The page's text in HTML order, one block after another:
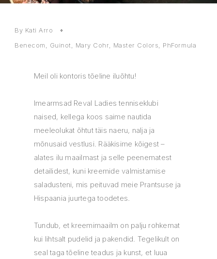
By Kati Arro
Benecom, Guinot, Mary Cohr, Master Colors, PhFormula
Meil oli kontoris tõeline iluõhtu!
Imearmsad Reval Ladies tenniseklubi
naised, kellega koos saime nautida
meeleolukat õhtut täis naeru, nalja ja
mõnusaid vestlusi. Rääkisime kõigest –
alates ilu maailmast ja selle peenematest
detailidest, kuni kreemide valmistamise
saladusteni, mis peituvad meie Prantsuse ja
Hispaania juurtega toodetes.
Tundub, et kreemimaailm on palju rohkemat
kui lihtsalt pudelid ja pakendid. Tegelikult on
seal taga tõeline teadus ja kunst, et luua